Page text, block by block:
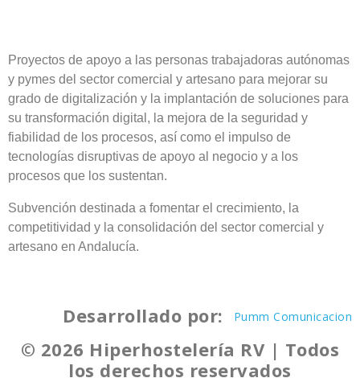
Proyectos de apoyo a las personas trabajadoras autónomas
y pymes del sector comercial y artesano para mejorar su
grado de digitalización y la implantación de soluciones para
su transformación digital, la mejora de la seguridad y
fiabilidad de los procesos, así como el impulso de
tecnologías disruptivas de apoyo al negocio y a los
procesos que los sustentan.
Subvención destinada a fomentar el crecimiento, la
competitividad y la consolidación del sector comercial y
artesano en Andalucía.
Desarrollado por: Pumm Comunicacion
© 2026 Hiperhostelería RV | Todos
los derechos reservados